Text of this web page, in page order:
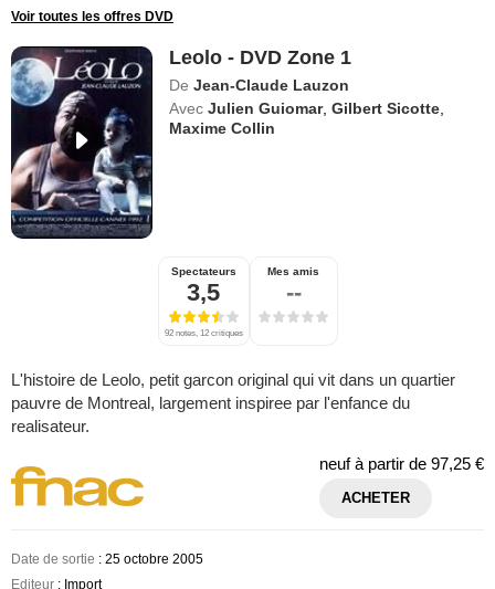
Voir toutes les offres DVD
Leolo - DVD Zone 1
De Jean-Claude Lauzon
Avec Julien Guiomar,Gilbert Sicotte
Maxime Collin
Spectateurs
3,5
92 notes, 12 critiques
Mes amis
--
L'histoire de Leolo, petit garcon original qui vit dans un quartier
pauvre de Montreal, largement inspiree par l'enfance du
realisateur.
neuf à partir de 97,25 €
ACHETER
Date de sortie : 25 octobre 2005
Editeur : Import